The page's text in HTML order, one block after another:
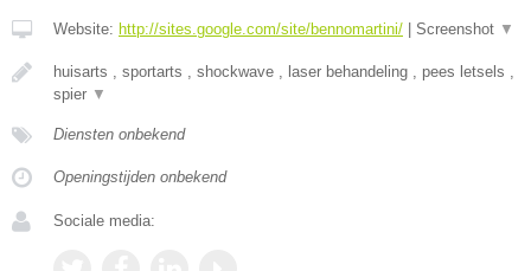
Website: http://sites.google.com/site/bennomartini/ Screenshot ▼
huisarts , sportarts , shockwave , laser behandeling , pees letsels ,
spier ▼
Diensten onbekend
Openingstijden onbekend
Sociale media: